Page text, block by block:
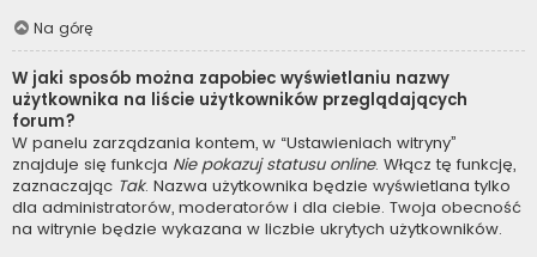
Na górę
W jaki sposób można zapobiec wyświetlaniu nazwy
użytkownika na liście użytkowników przeglądających
forum?
W panelu zarządzania kontem, w “Ustawieniach witryny”
znajduje się funkcja Nie pokazuj statusu online. Włącz tę funkcję,
zaznaczając Tak. Nazwa użytkownika będzie wyświetlana tylko
dla administratorów, moderatorów i dla ciebie. Twoja obecność
na witrynie będzie wykazana w liczbie ukrytych użytkowników.